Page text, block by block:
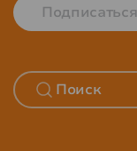
Подписаться